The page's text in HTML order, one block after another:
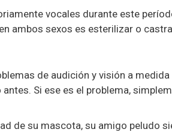
vocales durante este
ambos sexos es esterilizar o
de audición y visión a
Si ese es el problema,
de su mascota, su amigo peludo